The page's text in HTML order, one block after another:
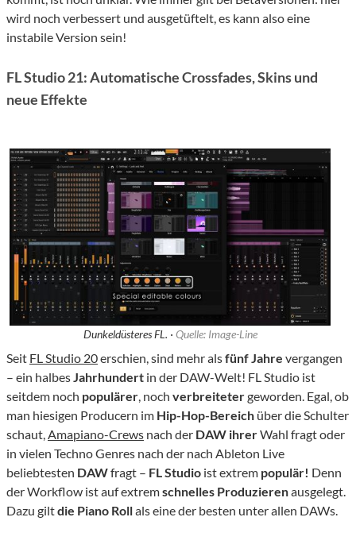
wird noch verbessert und ausgetüftelt, es kann also eine
instabile Version sein!
FL Studio 21: Automatische Crossfades, Skins und
neue Effekte
Dunkeldüsteres FL. · Quelle: Image-Line
Seit FL Studio 20erschien, sind mehr alsfünf Jahre vergangen
– ein halbesJahrhundert in der DAW-Welt! FL Studio ist
seitdem noch populärer, noch verbreitetergeworden. Egal, ob
man hiesigen Producern im Hip-Hop-Bereich über die Schulter
schaut,Amapiano-Crews nach der DAW ihrerWahl fragt oder
in vielen Techno Genres nach der nach Ableton Live
beliebtesten DAWfragt – FL Studio ist extrem populär! Denn
der Workflow ist auf extremschnelles Produzierenausgelegt.
Dazu giltdie Piano Rollals eine der besten unter allen DAWs.